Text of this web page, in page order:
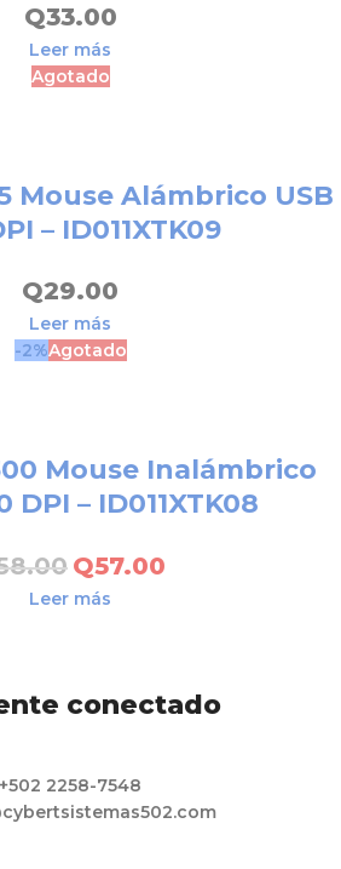
Q33.00
Leer más
Agotado
Mouse Alámbrico USB
– ID011XTK09
Q29.00
Leer más
-2%Agotado
Mouse Inalámbrico
DPI – ID011XTK08
Q57.00
Leer más
conectado
+502 2258-7548